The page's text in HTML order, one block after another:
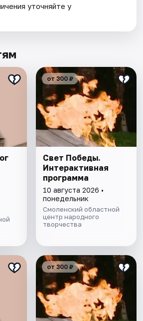
уточняйте у
от 300 ₽
Свет Победы.
Интерактивная
программа
10 августа 2026 •
понедельник
Смоленский областной
центр народного
творчества
от 300 ₽